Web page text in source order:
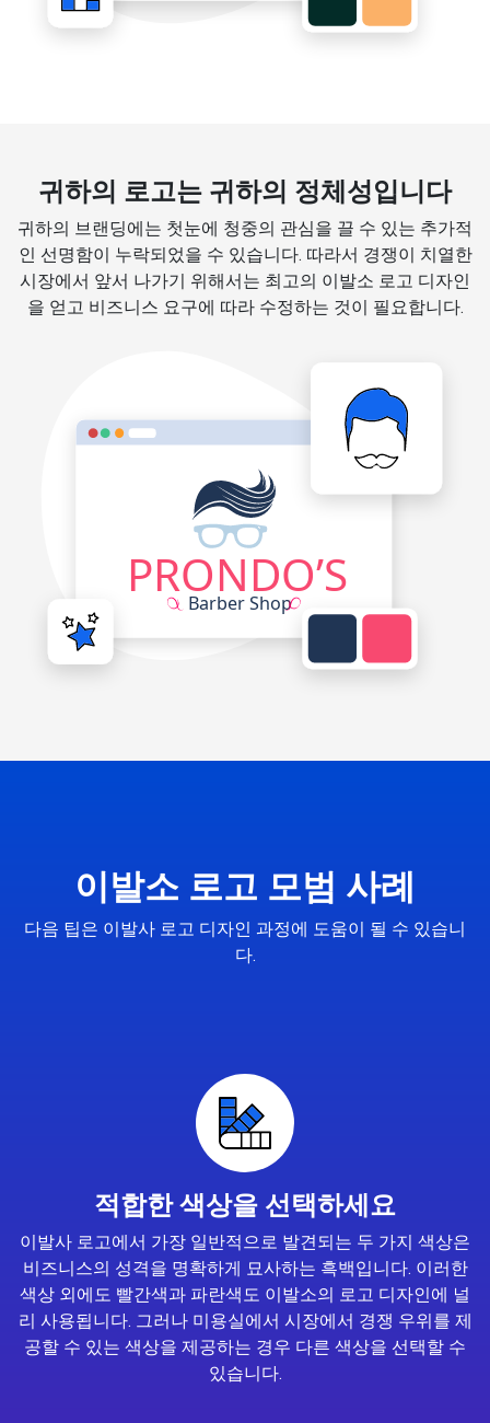
귀하의 로고는 귀하의 정체성입니다
귀하의 브랜딩에는 첫눈에 청중의 관심을 끌 수 있는 추가적
인 선명함이 누락되었을 수 있습니다. 따라서 경쟁이 치열한
시장에서 앞서 나가기 위해서는 최고의 이발소 로고 디자인
을 얻고 비즈니스 요구에 따라 수정하는 것이 필요합니다.
이발소 로고 모범 사례
다음 팁은 이발사 로고 디자인 과정에 도움이 될 수 있습니
다.
적합한 색상을 선택하세요
이발사 로고에서 가장 일반적으로 발견되는 두 가지 색상은
비즈니스의 성격을 명확하게 묘사하는 흑백입니다. 이러한
색상 외에도 빨간색과 파란색도 이발소의 로고 디자인에 널
리 사용됩니다. 그러나 미용실에서 시장에서 경쟁 우위를 제
공할 수 있는 색상을 제공하는 경우 다른 색상을 선택할 수
있습니다.